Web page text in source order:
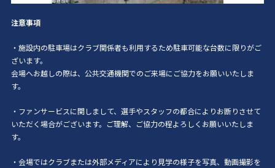
注意事項
・施設内の駐車場はクラブ関係者も利用するため駐車可能な台数に限りがご
ざいます。
会場へお越しの際は、公共交通機関でのご来場にご協力をお願いいたしま
す。
・ファンサービスに関しまして、選手やスタッフの都合によりお断りさせて
いただく場合がございます。ご理解、ご協力の程よろしくお願いいたしま
す。
・会場ではクラブまたは外部メディアにより見学の様子を写真、動画撮影を